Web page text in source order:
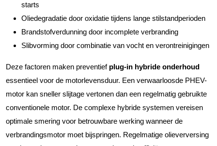
starts
Oliedegradatie door oxidatie tijdens lange stilstandperioden
Brandstofverdunning door incomplete verbranding
Slibvorming door combinatie van vocht en verontreinigingen
Deze factoren maken preventief plug-in hybride onderhoud
essentieel voor de motorlevensduur. Een verwaarloosde PHEV-
motor kan sneller slijtage vertonen dan een regelmatig gebruikte
conventionele motor. De complexe hybride systemen vereisen
optimale smering voor betrouwbare werking wanneer de
verbrandingsmotor moet bijspringen. Regelmatige olieverversing